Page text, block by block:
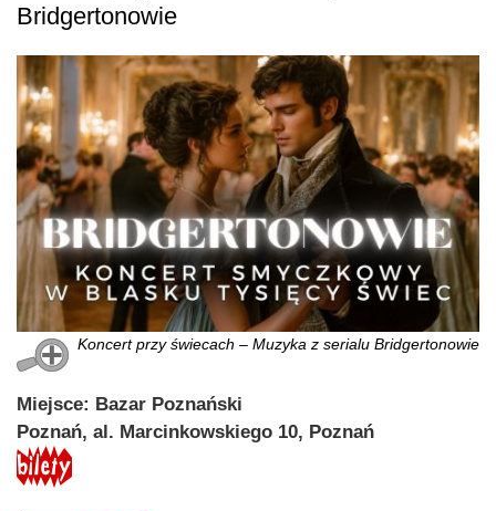
Bridgertonowie
Koncert przy świecach – Muzyka z serialu Bridgertonowie
Miejsce: Bazar Poznański
Poznań, al. Marcinkowskiego 10, Poznań